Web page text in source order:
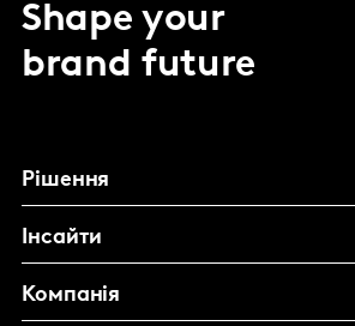
Shape your
brand future
Рішення
Інсайти
Компанія